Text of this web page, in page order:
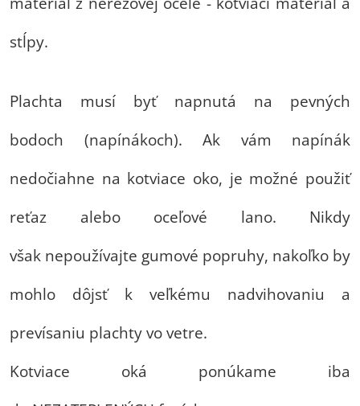
stĺpy.
Plachta musí byť napnutá na pevných
bodoch (napínákoch). Ak vám napínák
nedočiahne na kotviace oko, je možné použiť
reťaz alebo oceľové lano. Nikdy
však nepoužívajte gumové popruhy, nakoľko by
mohlo dôjsť k veľkému nadvihovaniu a
prevísaniu plachty vo vetre.
Kotviace oká ponúkame iba